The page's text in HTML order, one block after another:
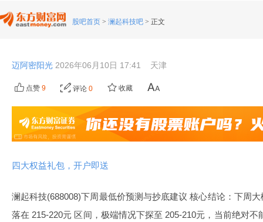
股吧首页 > 澜起科技吧 > 正文
迈阿密阳光 2026年06月10日 17:41 天津
点赞 9 评论 0 收藏
四大权益礼包，开户即送
澜起科技(688008)下周最低价预测与抄底建议 核心结论：下周
落在 215-220元 区间，极端情况下探至 205-210元，当前绝对